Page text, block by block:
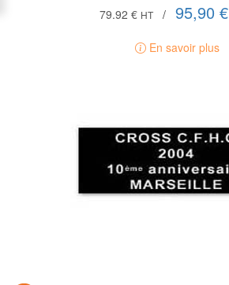
79.92 € HT / 95,90 €
En savoir plus